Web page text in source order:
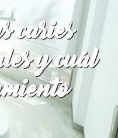
caries
y cuál